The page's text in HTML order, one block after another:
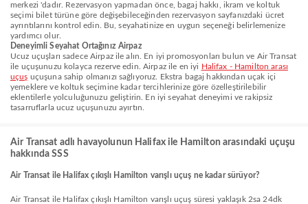
merkezi 'dadır. Rezervasyon yapmadan önce, bagaj hakkı, ikram ve koltuk
seçimi bilet türüne göre değişebileceğinden rezervasyon sayfanızdaki ücret
ayrıntılarını kontrol edin. Bu, seyahatinize en uygun seçeneği belirlemenize
yardımcı olur.
Deneyimli Seyahat Ortağınız Airpaz
Ucuz uçuşları sadece Airpaz ile alın. En iyi promosyonları bulun ve Air Transat
ile uçuşunuzu kolayca rezerve edin. Airpaz ile en iyi Halifax - Hamilton arası
uçuş uçuşuna sahip olmanızı sağlıyoruz. Ekstra bagaj hakkından uçak içi
yemeklere ve koltuk seçimine kadar tercihlerinize göre özelleştirilebilir
eklentilerle yolculuğunuzu geliştirin. En iyi seyahat deneyimi ve rakipsiz
tasarruflarla ucuz uçuşunuzu ayırtın.
Air Transat adlı havayolunun Halifax ile Hamilton arasındaki uçuşu
hakkında SSS
Air Transat ile Halifax çıkışlı Hamilton varışlı uçuş ne kadar sürüyor?
Air Transat ile Halifax çıkışlı Hamilton varışlı uçuş süresi yaklaşık 2sa 24dk